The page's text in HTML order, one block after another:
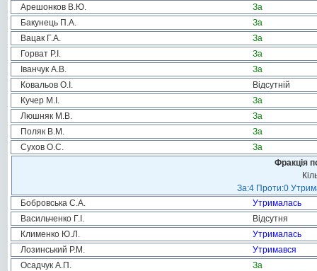
Арешонков В.Ю.
За
Бакунець П.А.
За
Вацак Г.А.
За
Горват Р.І.
За
Іванчук А.В.
За
Ковальов О.І.
Відсутній
Кучер М.І.
За
Люшняк М.В.
За
Поляк В.М.
За
Сухов О.С.
За
Фракція
За:4 Проти:0
Бобровська С.А.
Утрималась
Васильченко Г.І.
Відсутня
Клименко Ю.Л.
Утрималась
Лозинський Р.М.
Утримався
Осадчук А.П.
За